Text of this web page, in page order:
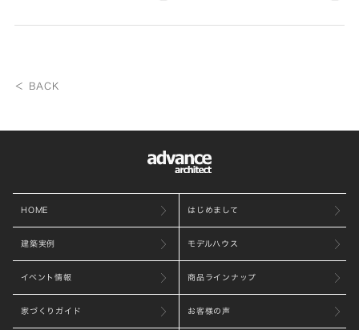
＜ BACK
HOME はじめまして
建築実例 モデルハウス
イベント情報 商品ラインナップ
家づくりガイド お客様の声